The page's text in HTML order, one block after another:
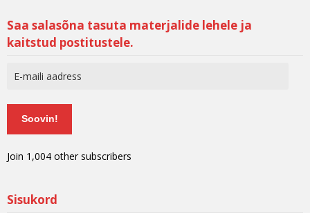
Saa salasõna tasuta materjalide lehele ja
kaitstud postitustele.
Soovin!
Join 1,004 other subscribers
Sisukord